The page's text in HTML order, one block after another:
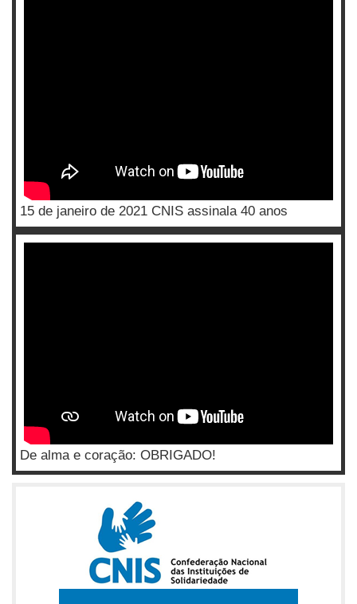
15 de janeiro de 2021 CNIS assinala 40 anos
De alma e coração: OBRIGADO!